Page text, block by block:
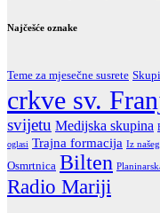
Najčešće oznake
Teme za mjesečne susrete
crkve sv.
svijetu Medijska skupina
oglasi Trajna formacija Iz
Osmrtnica Bilten
Radio Mariji